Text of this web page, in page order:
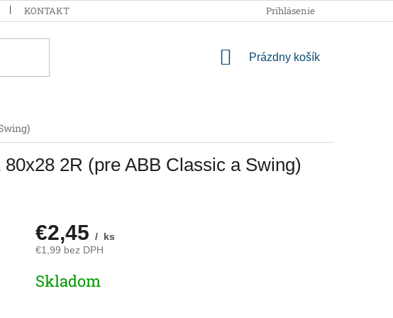
KONTAKT PODMIENKY OCHRANY
Prihlásenie
NÁKUPNÝ
Prázdny košík
2R (pre ABB Classic a Swing)
€2,45 / ks
€1,99 bez DPH
cena:
Skladom